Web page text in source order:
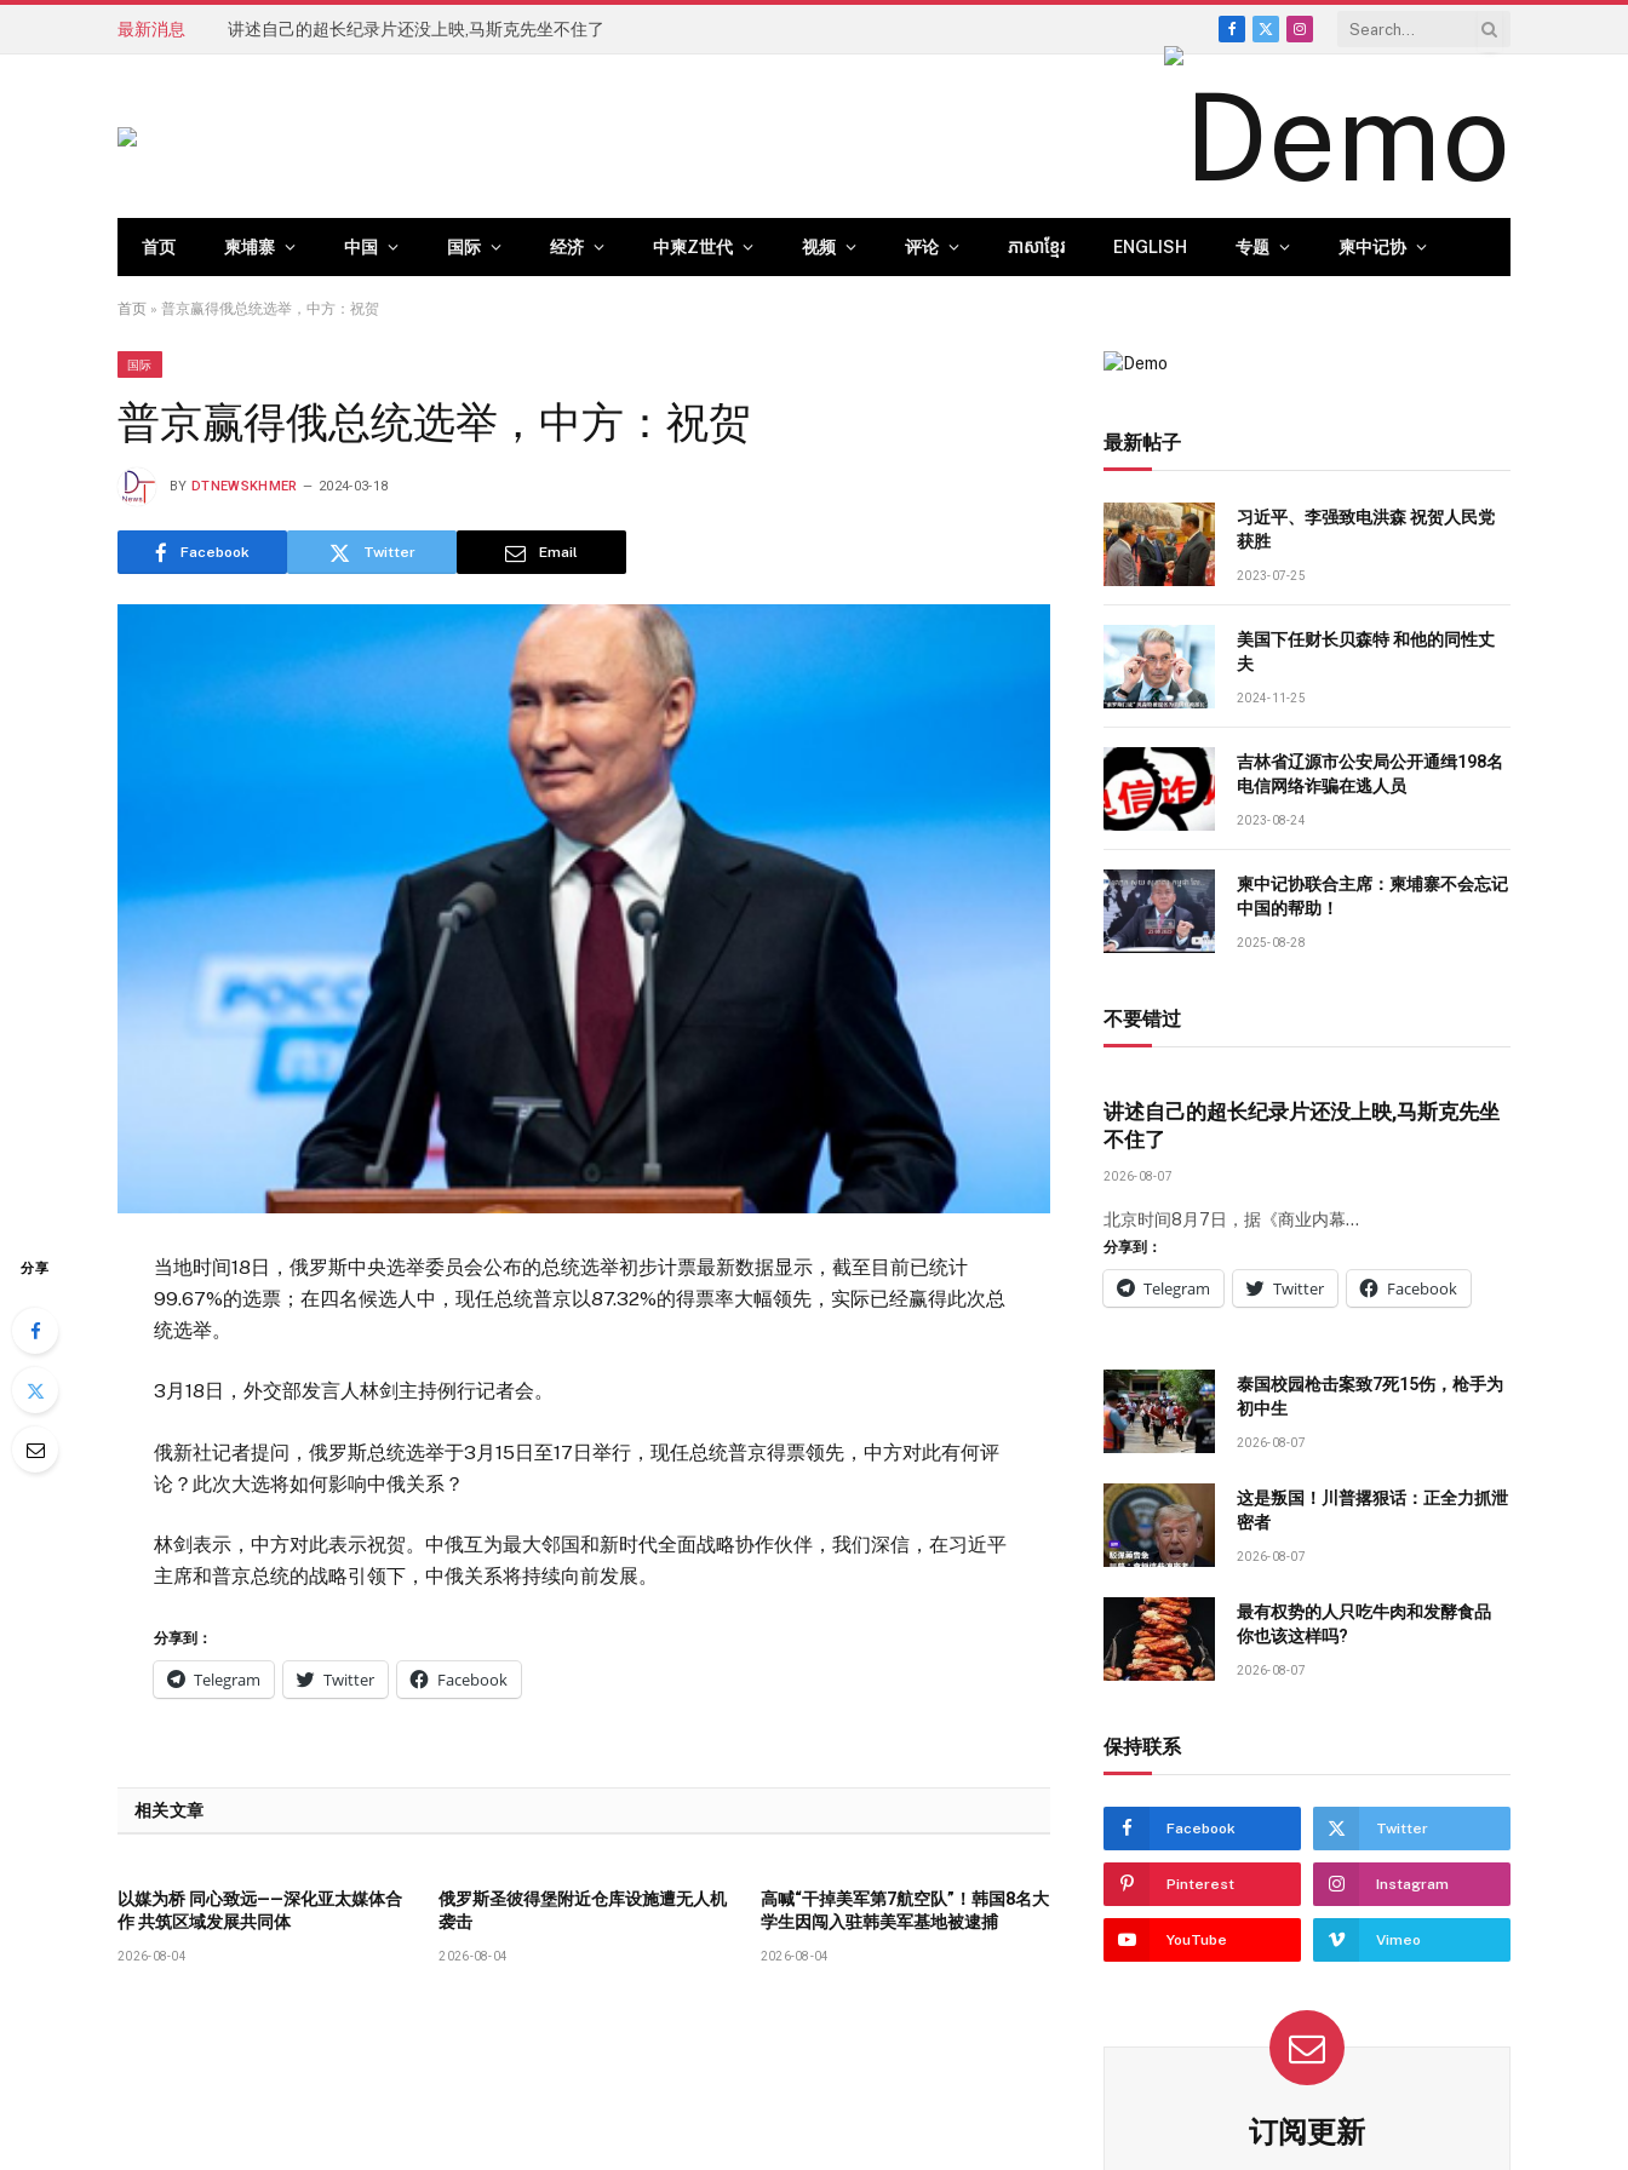
最新消息 讲述自己的超长纪录片还没上映,马斯克先坐不住了
Facebook
X
Instagram
首页 柬埔寨 中国 国际 经济 中柬Z世代 视频 评论 ភាសាខ្មែរ ENGLISH 专题 柬中记协
首页 » 普京赢得俄总统选举，中方：祝贺
国际
普京赢得俄总统选举，中方：祝贺
BY DTNEWSKHMER 2024-03-18
Facebook Twitter Email
分享
当地时间18日，俄罗斯中央选举委员会公布的总统选举初步计票最新数据显示，截至目前已统计
99.67%的选票；在四名候选人中，现任总统普京以87.32%的得票率大幅领先，实际已经赢得此次总
统选举。
3月18日，外交部发言人林剑主持例行记者会。
俄新社记者提问，俄罗斯总统选举于3月15日至17日举行，现任总统普京得票领先，中方对此有何评
论？此次大选将如何影响中俄关系？
林剑表示，中方对此表示祝贺。中俄互为最大邻国和新时代全面战略协作伙伴，我们深信，在习近平
主席和普京总统的战略引领下，中俄关系将持续向前发展。
分享到：
Telegram Twitter Facebook
相关文章
以媒为桥 同心致远——深化亚太媒体合
作 共筑区域发展共同体
2026-08-04
俄罗斯圣彼得堡附近仓库设施遭无人机
袭击
2026-08-04
高喊“干掉美军第7航空队”！韩国8名大
学生因闯入驻韩美军基地被逮捕
2026-08-04
最新帖子
习近平、李强致电洪森 祝贺人民党
获胜
2023-07-25
美国下任财长贝森特 和他的同性丈
夫
2024-11-25
吉林省辽源市公安局公开通缉198名
电信网络诈骗在逃人员
2023-08-24
柬中记协联合主席：柬埔寨不会忘记
中国的帮助！
2025-08-28
不要错过
讲述自己的超长纪录片还没上映,马斯克先坐
不住了
2026-08-07
北京时间8月7日，据《商业内幕…
分享到：
Telegram Twitter Facebook
泰国校园枪击案致7死15伤，枪手为
初中生
2026-08-07
这是叛国！川普撂狠话：正全力抓泄
密者
2026-08-07
最有权势的人只吃牛肉和发酵食品
你也该这样吗?
2026-08-07
保持联系
Facebook Twitter
Pinterest Instagram
YouTube Vimeo
订阅更新